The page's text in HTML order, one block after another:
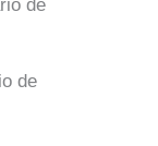
de